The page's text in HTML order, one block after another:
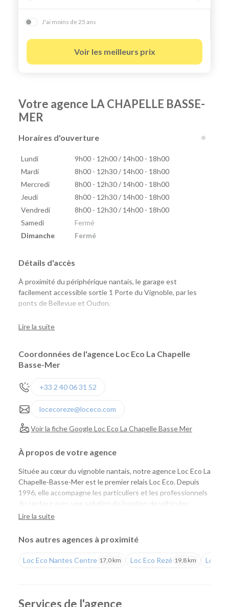
J'ai moins de 25 ans
Voir les meilleurs prix
Votre agence LA CHAPELLE BASSE-
MER
Horaires d'ouverture
Lundi
9h00 - 12h00 / 14h00 - 18h00
Mardi
8h00 - 12h30 / 14h00 - 18h00
Mercredi
8h00 - 12h30 / 14h00 - 18h00
Jeudi
8h00 - 12h30 / 14h00 - 18h00
Vendredi
8h00 - 12h30 / 14h00 - 18h00
Samedi
Fermé
Dimanche
Fermé
Détails d'accès
À proximité du périphérique nantais, le garage est
facilement accessible sortie 1 Porte du Vignoble, par les
ponts de Bellevue et Oudon.
Lire la suite
Coordonnées de l'agence Loc Eco La Chapelle
Basse-Mer
+33 2 40 06 31 52
locecoreze@loceco.com
Voir la fiche Google Loc Eco La Chapelle Basse Mer
À propos de votre agence
Située au cœur du vignoble nantais, notre agence Loc Eco La
Chapelle-Basse-Mer est le premier relais Loc Eco. Depuis
1996, elle accompagne les particuliers et les professionnels
du secteur avec une solution de location de véhicules
simple, économique et de proximité. Installée au sein du
voiture ou un utilitaire tout en bénéficiant d'un accueil
personnalisé et de l'expertise d'une équipe implantée
localement depuis de nombreuses années.
Que vous prépariez un déménagement, des travaux, un
Lire la suite
Nos autres agences à proximité
Loc Eco Nantes Centre 17,0 km Loc Eco Rezé 19,8 km Loc
Services de l'agence